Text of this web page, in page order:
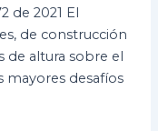
de 2021 El
de construcción
de altura sobre el
mayores desafíos